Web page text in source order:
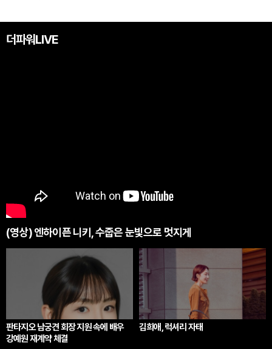
더파워LIVE
(영상) 엔하이픈 니키, 수줍은 눈빛으로 멋지게
판타지오 남궁견 회장 지원 속에 배우
강예원 재계약 체결
김희애, 럭셔리 자태